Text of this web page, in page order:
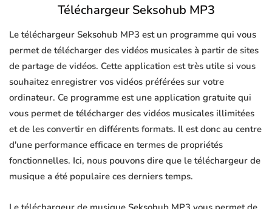
Téléchargeur Seksohub MP3
Le téléchargeur Seksohub MP3 est un programme qui vous
permet de télécharger des vidéos musicales à partir de sites
de partage de vidéos. Cette application est très utile si vous
souhaitez enregistrer vos vidéos préférées sur votre
ordinateur. Ce programme est une application gratuite qui
vous permet de télécharger des vidéos musicales illimitées
et de les convertir en différents formats. Il est donc au centre
d'une performance efficace en termes de propriétés
fonctionnelles. Ici, nous pouvons dire que le téléchargeur de
musique a été populaire ces derniers temps.